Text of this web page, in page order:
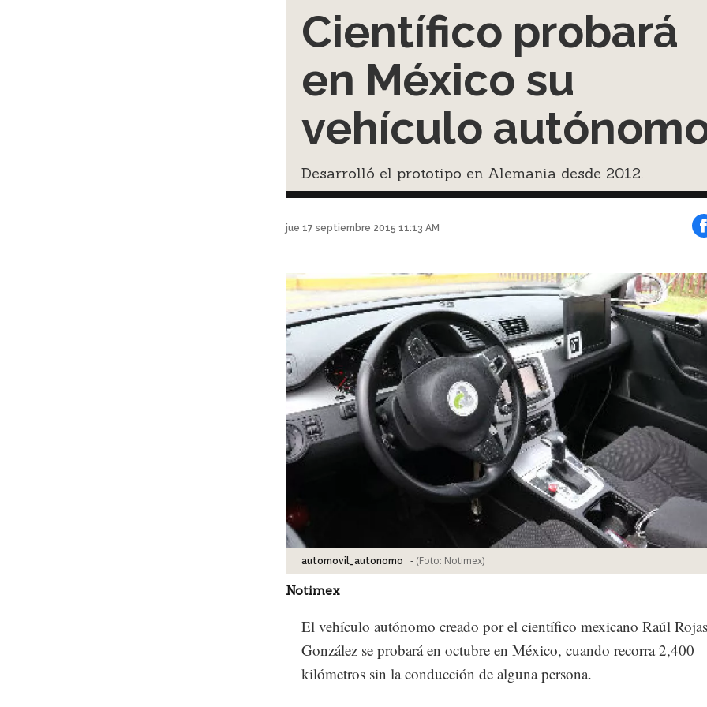
Científico probará
en México su
vehículo
Desarrolló el prototipo en Alemania desde 2012.
jue 17 septiembre 2015 11:13 AM
automovil_autonomo - (Foto: Notimex)
Notimex
El vehículo autónomo creado por el científico mexicano Raúl Rojas
González se probará en octubre en México, cuando recorra 2,400
kilómetros sin la conducción de alguna persona.